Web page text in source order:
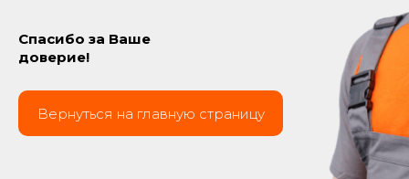
Спасибо за Ваше
доверие!
Вернуться на главную страницу